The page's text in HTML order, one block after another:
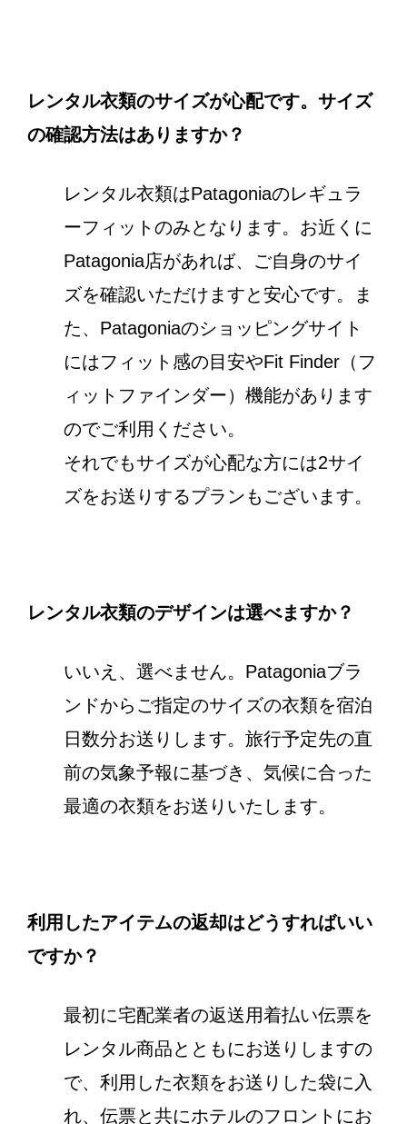
レンタル衣類のサイズが心配です。サイズ
の確認方法はありますか？
レンタル衣類はPatagoniaのレギュラ
ーフィットのみとなります。お近くに
Patagonia店があれば、ご自身のサイ
ズを確認いただけますと安心です。ま
た、Patagoniaのショッピングサイト
にはフィット感の目安やFit Finder（フ
ィットファインダー）機能があります
のでご利用ください。
それでもサイズが心配な方には2サイ
ズをお送りするプランもございます。
レンタル衣類のデザインは選べますか？
いいえ、選べません。Patagoniaブラ
ンドからご指定のサイズの衣類を宿泊
日数分お送りします。旅行予定先の直
前の気象予報に基づき、気候に合った
最適の衣類をお送りいたします。
利用したアイテムの返却はどうすればいい
ですか？
最初に宅配業者の返送用着払い伝票を
レンタル商品とともにお送りしますの
で、利用した衣類をお送りした袋に入
れ、伝票と共にホテルのフロントにお